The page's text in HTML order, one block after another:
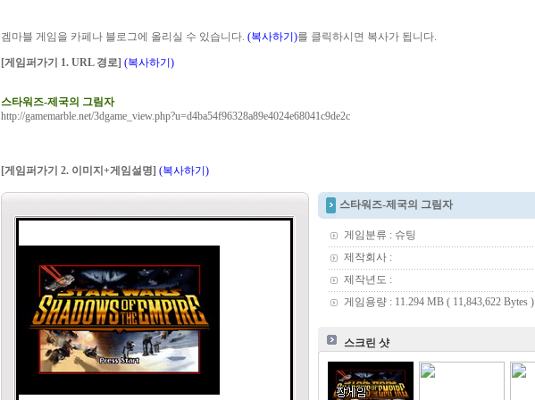
겜마블 게임을 카페나 블로그에 올리실 수 있습니다. (복사하기)를 클릭하시면 복사가 됩니다.
[게임퍼가기 1. URL 경로] (복사하기)
스타워즈-제국의 그림자
http://gamemarble.net/3dgame_view.php?u=d4ba54f96328a89e4024e68041c9de2c
[게임퍼가기 2. 이미지+게임설명] (복사하기)
스타워즈-제국의 그림자
게임분류 : 슈팅
제작회사 :
제작년도 :
게임용량 : 11.294 MB ( 11,843,622 Bytes )
스크린 샷